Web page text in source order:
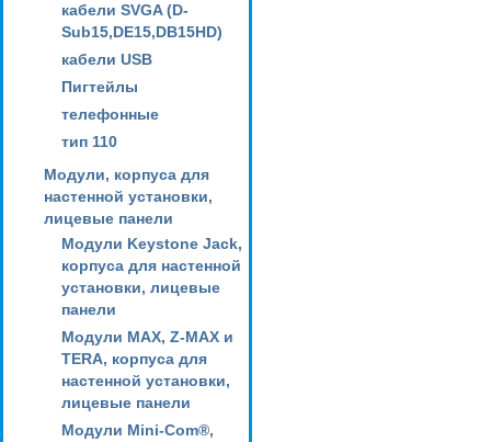
кабели SVGA (D-
Sub15,DE15,DB15HD)
кабели USB
Пигтейлы
телефонные
тип 110
Модули, корпуса для
настенной установки,
лицевые панели
Модули Keystone Jack,
корпуса для настенной
установки, лицевые
панели
Модули MAX, Z-MAX и
TERA, корпуса для
настенной установки,
лицевые панели
Модули Mini-Com®,